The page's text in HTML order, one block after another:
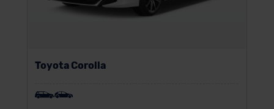
Toyota Corolla